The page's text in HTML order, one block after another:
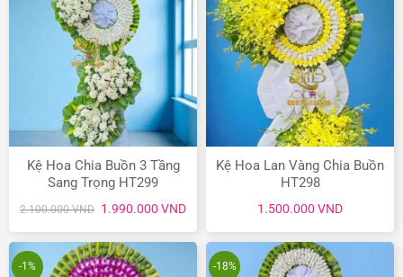
Kệ Hoa Chia Buồn 3 Tầng
Sang Trọng HT299
2.100.000VND Giá
là:
2.100.000 VND.
1.990.000 VNDGiá
tại
là:
1.990.000 VND.
Kệ Hoa Lan Vàng Chia Buồn
HT298
1.500.000 VND
-1% -18%